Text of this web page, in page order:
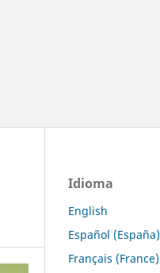
Idioma
English
Español (España)
Français (France)